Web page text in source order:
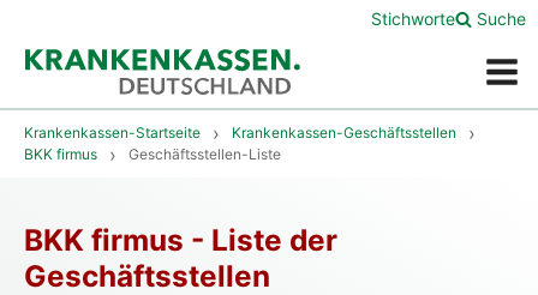
Menü
Stichworte Suche
Krankenkassen-Startseite
Krankenkassen-Geschäftsstellen
BKK firmus
Geschäftsstellen-Liste
BKK firmus - Liste der
Geschäftsstellen